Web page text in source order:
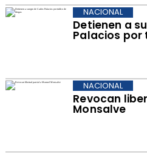
Detienen a
Palacios
NACIONAL
Revocan
Monsalve
NACIONAL